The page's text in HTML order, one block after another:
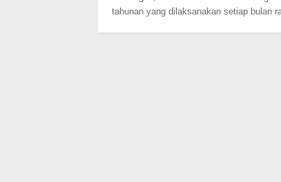
tahunan yang dilaksanakan setiap bulan